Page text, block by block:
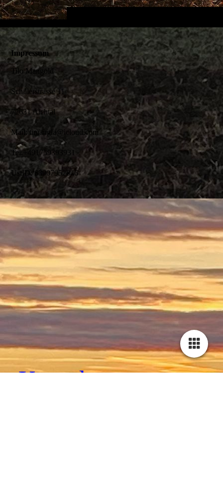
Impressum
Tilo Mangold
Schillerstrasse 11
72631 Aichtal
Mail: timangla@icloud.com
Tel.+491759393931
UstID: 63907952846
Kontakt